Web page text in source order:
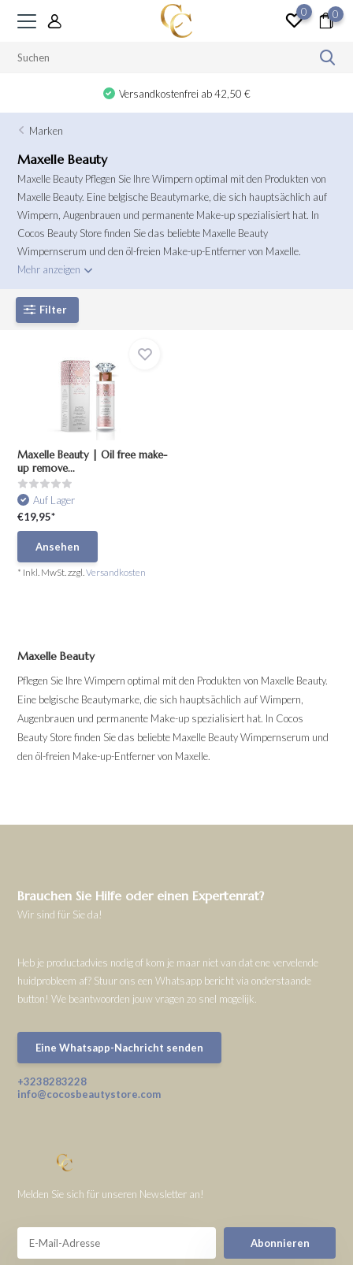
0 0
Versandkostenfrei ab 42,50 €
Marken
Maxelle Beauty
Maxelle Beauty Pflegen Sie Ihre Wimpern optimal mit den Produkten von
Maxelle Beauty. Eine belgische Beautymarke, die sich hauptsächlich auf
Wimpern, Augenbrauen und permanente Make-up spezialisiert hat. In
Cocos Beauty Store finden Sie das beliebte Maxelle Beauty
Wimpernserum und den öl-freien Make-up-Entferner von Maxelle.
Mehr anzeigen
Filter
Maxelle Beauty | Oil free make-
up remove...
Auf Lager
€19,95*
Ansehen
* Inkl. MwSt. zzgl.Versandkosten
Maxelle Beauty
Pflegen Sie Ihre Wimpern optimal mit den Produkten von Maxelle Beauty.
Eine belgische Beautymarke, die sich hauptsächlich auf Wimpern,
Augenbrauen und permanente Make-up spezialisiert hat. In Cocos
Beauty Store finden Sie das beliebte Maxelle Beauty Wimpernserum und
den öl-freien Make-up-Entferner von Maxelle.
Brauchen Sie Hilfe oder einen Expertenrat?
Wir sind für Sie da!
Heb je productadvies nodig of kom je maar niet van dat ene vervelende
huidprobleem af? Stuur ons een Whatsapp bericht via onderstaande
button! We beantwoorden jouw vragen zo snel mogelijk.
Eine Whatsapp-Nachricht senden
+3238283228
info@cocosbeautystore.com
Melden Sie sich für unseren Newsletter an!
Abonnieren